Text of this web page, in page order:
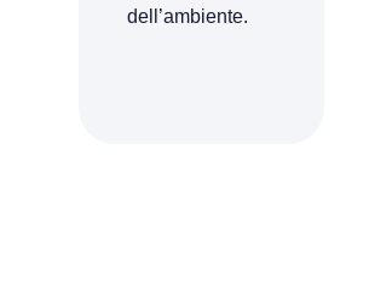
dell’ambiente.